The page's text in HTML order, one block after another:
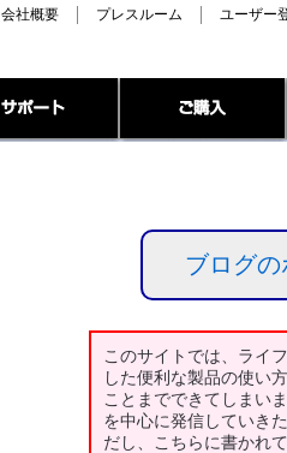
会社概要 プレスルーム ユーザー
ブログの
このサイトでは、ライ
した便利な製品の使い
ことまでできてしまい
を中心に発信していき
だし、こちらに書かれ